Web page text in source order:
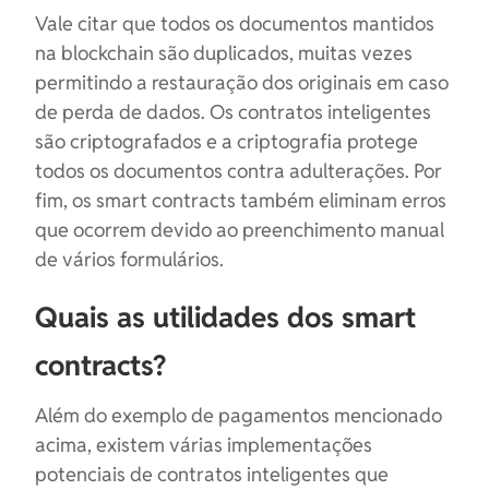
Vale citar que todos os documentos mantidos
na blockchain são duplicados, muitas vezes
permitindo a restauração dos originais em caso
de perda de dados. Os contratos inteligentes
são criptografados e a criptografia protege
todos os documentos contra adulterações. Por
fim, os smart contracts também eliminam erros
que ocorrem devido ao preenchimento manual
de vários formulários.
Quais as utilidades dos smart
contracts?
Além do exemplo de pagamentos mencionado
acima, existem várias implementações
potenciais de contratos inteligentes que